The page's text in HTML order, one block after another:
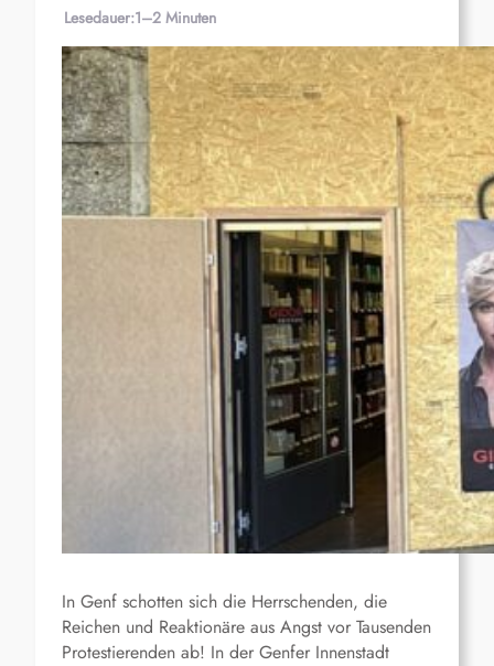
Lesedauer:1–2 Minuten
In Genf schotten sich die Herrschenden, die
Reichen und Reaktionäre aus Angst vor Tausenden
Protestierenden ab! In der Genfer Innenstadt